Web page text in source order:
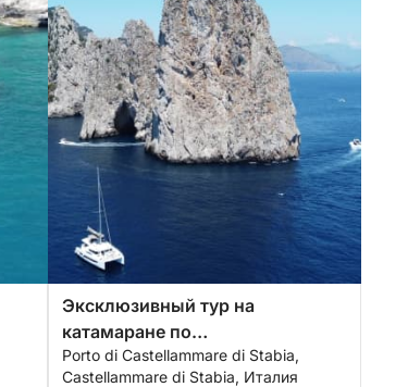
Эксклюзивный тур на
катамаране по
Неаполитанскому заливу
Porto di Castellammare di Stabia,
Castellammare di Stabia, Италия